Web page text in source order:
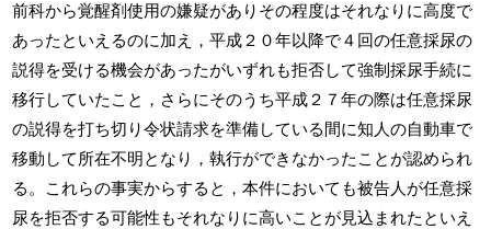
前科から覚醒剤使用の嫌疑がありその程度はそれなりに高度で
あったといえるのに加え，平成２０年以降で４回の任意採尿の
説得を受ける機会があったがいずれも拒否して強制採尿手続に
移行していたこと，さらにそのうち平成２７年の際は任意採尿
の説得を打ち切り令状請求を準備している間に知人の自動車で
移動して所在不明となり，執行ができなかったことが認められ
る。これらの事実からすると，本件においても被告人が任意採
尿を拒否する可能性もそれなりに高いことが見込まれたといえ